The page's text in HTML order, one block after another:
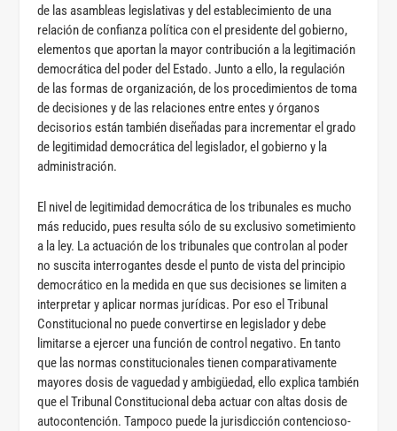
de las asambleas legislativas y del establecimiento de una
relación de confianza política con el presidente del gobierno,
elementos que aportan la mayor contribución a la legitimación
democrática del poder del Estado. Junto a ello, la regulación
de las formas de organización, de los procedimientos de toma
de decisiones y de las relaciones entre entes y órganos
decisorios están también diseñadas para incrementar el grado
de legitimidad democrática del legislador, el gobierno y la
administración.
El nivel de legitimidad democrática de los tribunales es mucho
más reducido, pues resulta sólo de su exclusivo sometimiento
a la ley. La actuación de los tribunales que controlan al poder
no suscita interrogantes desde el punto de vista del principio
democrático en la medida en que sus decisiones se limiten a
interpretar y aplicar normas jurídicas. Por eso el Tribunal
Constitucional no puede convertirse en legislador y debe
limitarse a ejercer una función de control negativo. En tanto
que las normas constitucionales tienen comparativamente
mayores dosis de vaguedad y ambigüedad, ello explica también
que el Tribunal Constitucional deba actuar con altas dosis de
autocontención. Tampoco puede la jurisdicción contencioso-